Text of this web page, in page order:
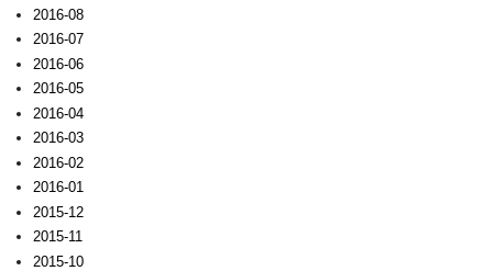
2016-08
2016-07
2016-06
2016-05
2016-04
2016-03
2016-02
2016-01
2015-12
2015-11
2015-10